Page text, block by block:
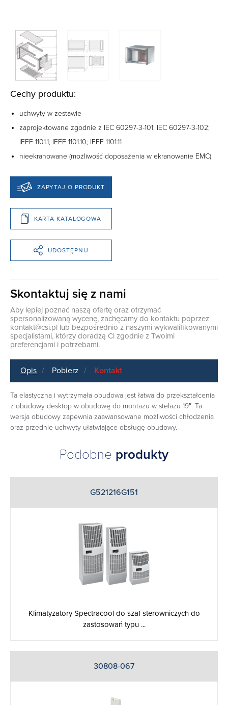
Cechy produktu:
uchwyty w zestawie
zaprojektowane zgodnie z IEC 60297-3-101; IEC 60297-3-102;
IEEE 1101.1; IEEE 1101.10; IEEE 1101.11
nieekranowane (możliwość doposażenia w ekranowanie EMC)
ZAPYTAJ O PRODUKT
KARTA KATALOGOWA
UDOSTĘPNIJ
Skontaktuj się z nami
Aby lepiej poznać naszą ofertę oraz otrzymać
spersonalizowaną wycenę, zachęcamy do kontaktu poprzez
kontakt@csi.pl lub bezpośrednio z naszymi wykwalifikowanymi
specjalistami, którzy doradzą Ci zgodnie z Twoimi
preferencjami i potrzebami.
Opis Pobierz Kontakt
Ta elastyczna i wytrzymała obudowa jest łatwa do przekształcenia
z obudowy desktop w obudowę do montażu w stelażu 19″. Ta
wersja obudowy zapewnia zaawansowane możliwości chłodzenia
oraz przednie uchwyty ułatwiające obsługę obudowy.
Podobne produkty
G521216G151
Klimatyzatory Spectracool do szaf sterowniczych do
zastosowań typu ...
30808-067